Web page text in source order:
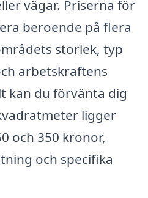
vägar. Priserna för
beroende på flera
storlek, typ
arbetskraftens
kan du förvänta dig
ligger
och 350 kronor,
och specifika